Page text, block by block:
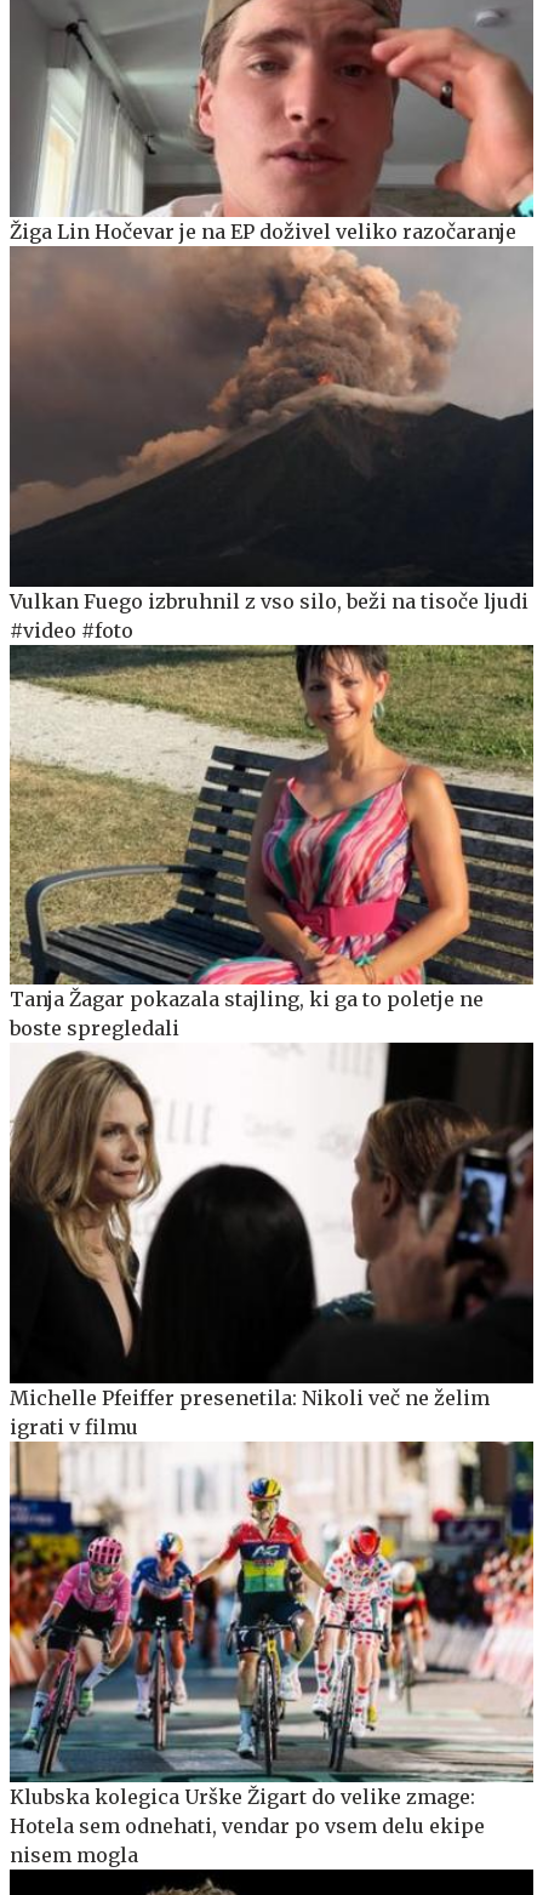
Žiga Lin Hočevar je na EP doživel veliko razočaranje
Vulkan Fuego izbruhnil z vso silo, beži na tisoče ljudi
#video #foto
Tanja Žagar pokazala stajling, ki ga to poletje ne
boste spregledali
Michelle Pfeiffer presenetila: Nikoli več ne želim
igrati v filmu
Klubska kolegica Urške Žigart do velike zmage:
Hotela sem odnehati, vendar po vsem delu ekipe
nisem mogla